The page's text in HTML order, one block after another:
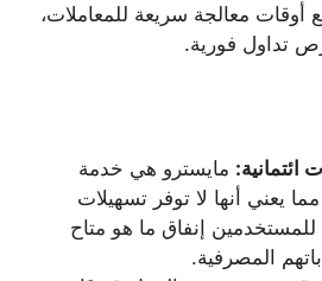
أوقات معالجة سريعة للمعاملات،
تداول فورية.
ائتمانية: مايسترو هي خدمة
يعني أنها لا توفر تسهيلات
للمستخدمين إنفاق ما هو متاح
المصرفية.